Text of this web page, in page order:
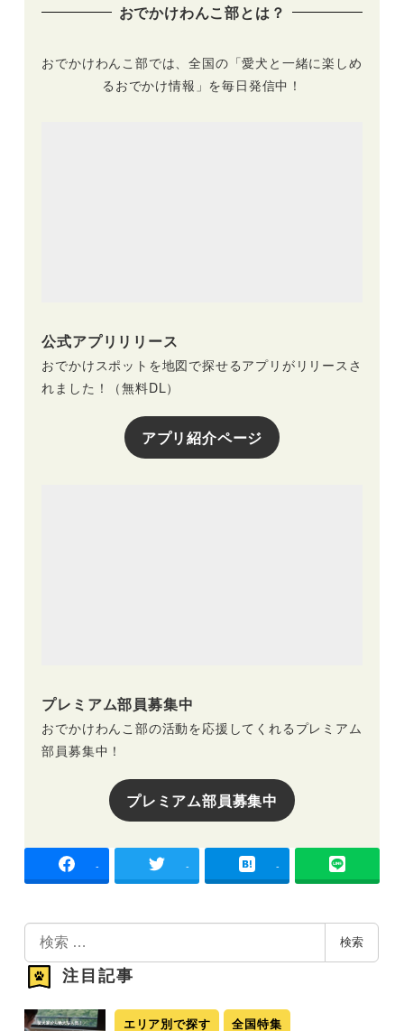
おでかけわんこ部とは？
おでかけわんこ部では、全国の「愛犬と一緒に楽しめ
るおでかけ情報」を毎日発信中！
公式アプリリリース
おでかけスポットを地図で探せるアプリがリリースさ
れました！（無料DL）
アプリ紹介ページ
プレミアム部員募集中
おでかけわんこ部の活動を応援してくれるプレミアム
部員募集中！
プレミアム部員募集中
- - -
検
索
検索
注目記事
エリア別で探す 全国特集